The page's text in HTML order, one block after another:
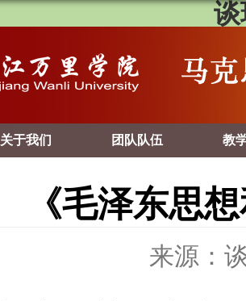
谈
关于我们 团队队伍 教
《毛泽东思
来源：